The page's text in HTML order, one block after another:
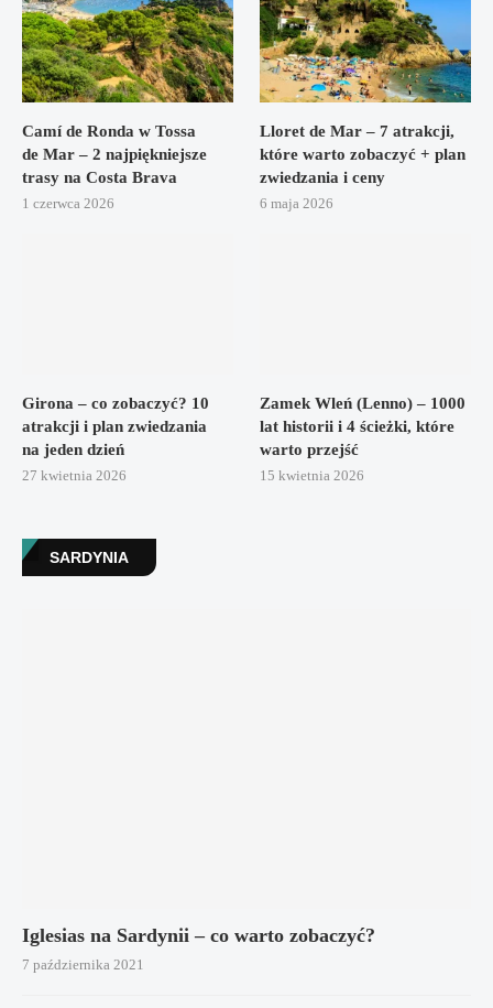
Camí de Ronda w Tossa
de Mar – 2 najpiękniejsze
trasy na Costa Brava
1 czerwca 2026
Lloret de Mar – 7 atrakcji,
które warto zobaczyć + plan
zwiedzania i ceny
6 maja 2026
Girona – co zobaczyć? 10
atrakcji i plan zwiedzania
na jeden dzień
27 kwietnia 2026
Zamek Wleń (Lenno) – 1000
lat historii i 4 ścieżki, które
warto przejść
15 kwietnia 2026
SARDYNIA
Iglesias na Sardynii – co warto zobaczyć?
7 października 2021